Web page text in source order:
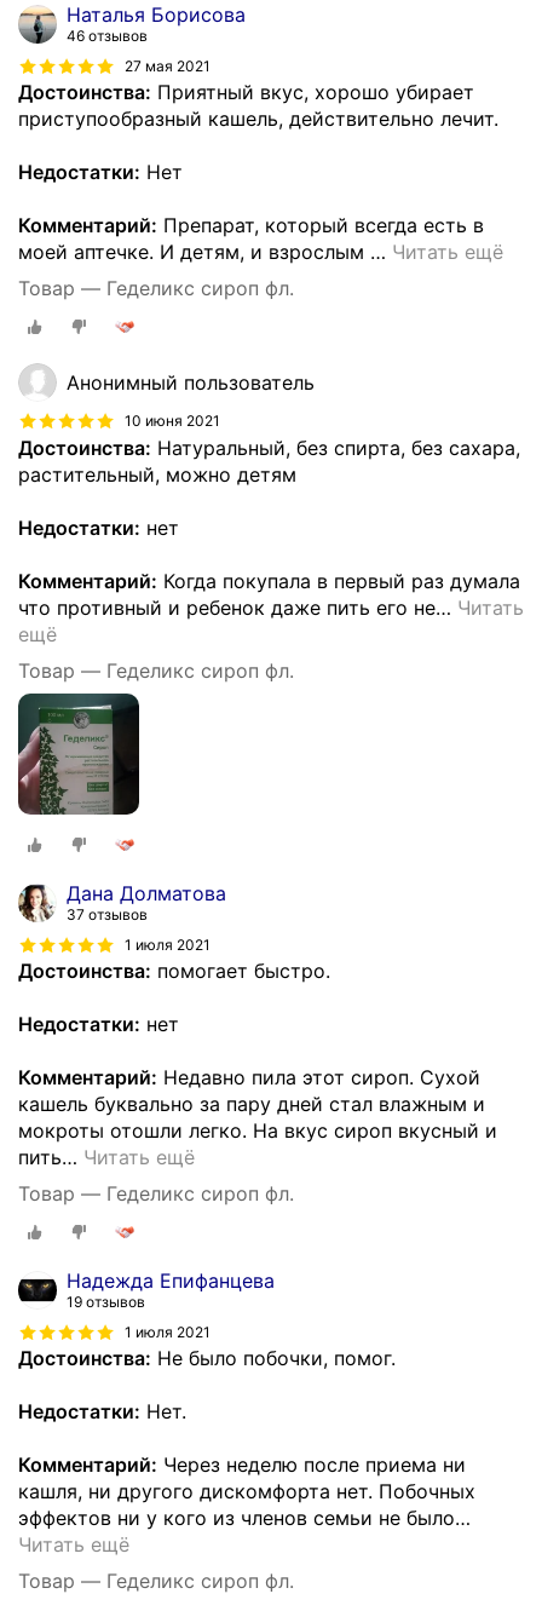
Наталья Борисова
46 отзывов
27 мая 2021
Достоинства: Приятный вкус, хорошо убирает
приступообразный кашель, действительно лечит.
Недостатки: Нет
Комментарий: Препарат, который всегда есть в
моей аптечке. И детям, и взрослым … Читать ещё
Товар — Геделикс сироп фл.
Анонимный пользователь
10 июня 2021
Достоинства: Натуральный, без спирта, без сахара,
растительный, можно детям
Недостатки: нет
Комментарий: Когда покупала в первый раз думала
что противный и ребенок даже пить его не… Читать
ещё
Товар — Геделикс сироп фл.
Дана Долматова
37 отзывов
1 июля 2021
Достоинства: помогает быстро.
Недостатки: нет
Комментарий: Недавно пила этот сироп. Сухой
кашель буквально за пару дней стал влажным и
мокроты отошли легко. На вкус сироп вкусный и
пить… Читать ещё
Товар — Геделикс сироп фл.
Надежда Епифанцева
19 отзывов
1 июля 2021
Достоинства: Не было побочки, помог.
Недостатки: Нет.
Комментарий: Через неделю после приема ни
кашля, ни другого дискомфорта нет. Побочных
эффектов ни у кого из членов семьи не было…
Читать ещё
Товар — Геделикс сироп фл.